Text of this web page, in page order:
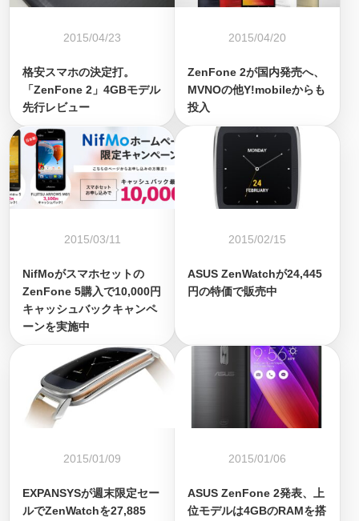
2015/04/23
格安スマホの決定打。
「ZenFone 2」4GBモデル
先行レビュー
2015/04/20
ZenFone 2が国内発売へ、
MVNOの他Y!mobileからも
投入
2015/03/11
NifMoがスマホセットの
ZenFone 5購入で10,000円
キャッシュバックキャンペ
ーンを実施中
2015/02/15
ASUS ZenWatchが24,445
円の特価で販売中
2015/01/09
EXPANSYSが週末限定セー
ルでZenWatchを27,885
2015/01/06
ASUS ZenFone 2発表、上
位モデルは4GBのRAMを搭